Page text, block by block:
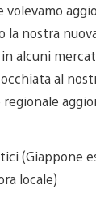
volevamo
la nostra
in alcuni
al
locale)